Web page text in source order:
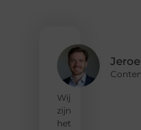
Wij
zijn
het